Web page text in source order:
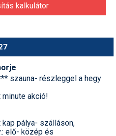
kalkulátor
szauna- részleggel a hegy
akció!
pálya- szálláson,
elő- közép és